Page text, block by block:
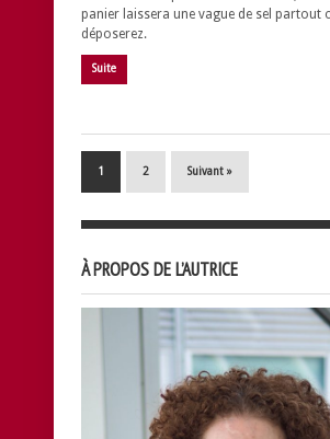
panier laissera une vague de sel partout
déposerez.
Suite
1 2 Suivant »
À PROPOS DE L’AUTRICE